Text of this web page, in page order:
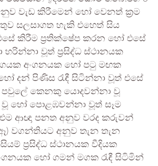
වැඩ කිරීමෙන් හෝ වෙනත් ක්‍රම
සලසාගත හැකි එහෙත් සිය
කිරීම ප්‍රතික්ෂේප කරන හෝ එසේ
වූත් ප්‍රසිද්ධ ස්ථානයක
අංගනයක හෝ පටු මඟක
දන් පිණිස රැඳී සිටින්නා වූත් එසේ
කෙනකු යොදවන්නා වූ
හෝ පොළඹවන්නා වූත් සෑම
ආඥා පනත අනුව වරද කරුවන්
වගන්තියට අනුව තැන තැන
ප්‍රසිද්ධ ස්ථානයක වීදියක
හෝ ගමන් මගක රැඳී සිටිමින්